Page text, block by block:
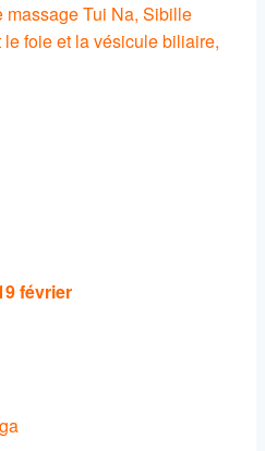
massage Tui Na, Sibille
foie et la vésicule biliaire,
février